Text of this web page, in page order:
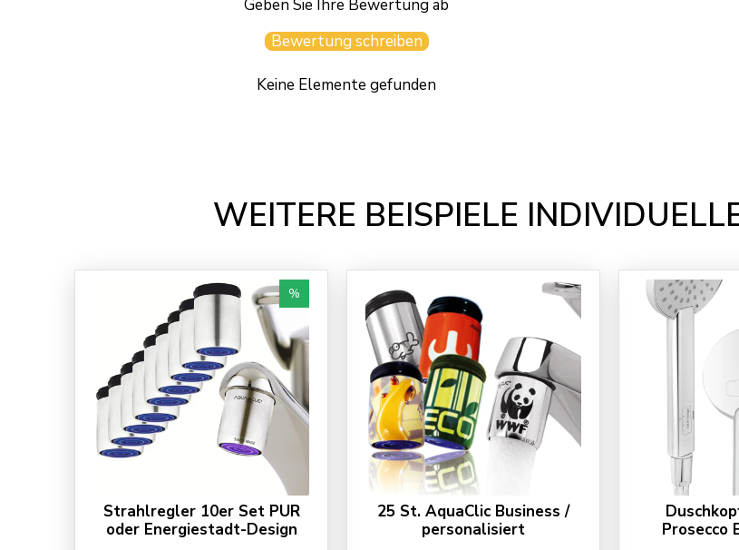
Geben Sie Ihre Bewertung ab
Bewertung schreiben
Keine Elemente gefunden
WEITERE BEISPIELE
%
Strahlregler 10er Set PUR
oder Energiestadt-Design
25 St. AquaClic Business /
personalisiert
Prosecco